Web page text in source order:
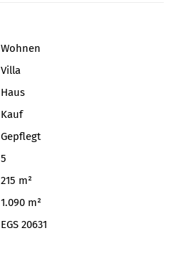
Wohnen
Villa
Haus
Kauf
Gepflegt
5
215 m²
1.090 m²
EGS 20631